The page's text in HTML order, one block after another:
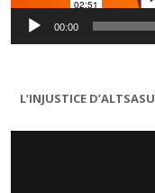
00:00
L’INJUSTICE D’ALTSASU
Lecteur